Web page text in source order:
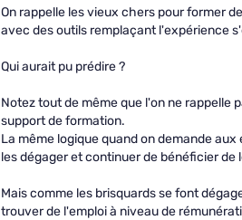
On rappelle les vieux chers pour former
avec des outils remplaçant l'expérience
Qui aurait pu prédire ?
Notez tout de même que l'on ne rappelle
support de formation.
La même logique quand on demande
les dégager et continuer de bénéficier de
Mais comme les brisquards se font
trouver de l'emploi à niveau de